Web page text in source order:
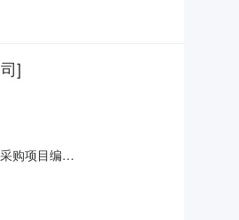
]
购项目编
构名称:华诚工程咨